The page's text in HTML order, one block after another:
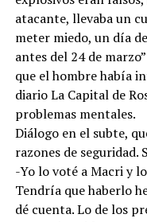
atacante, llevaba un
meter miedo, un día
antes del 24 de
que el hombre había
diario La Capital de
problemas mentales.
Diálogo en el subte,
razones de seguridad.
-Yo lo voté a Macri y
Tendría que haberlo
dé cuenta. Lo de los